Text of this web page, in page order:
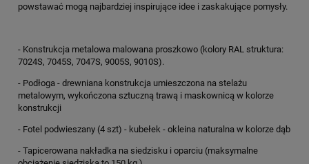
powstawać mogą najbardziej inspirujące idee i zaskakujące pomysły.
- Konstrukcja metalowa malowana proszkowo (kolory RAL struktura:
7024S, 7045S, 7047S, 9005S, 9010S).
- Podłoga - drewniana konstrukcja umieszczona na stelażu
metalowym, wykończona sztuczną trawą i maskownicą w kolorze
konstrukcji
- Fotel podwieszany (4 szt) - kubełek - okleina naturalna w kolorze dąb
- Tapicerowana nakładka na siedzisku i oparciu (maksymalne